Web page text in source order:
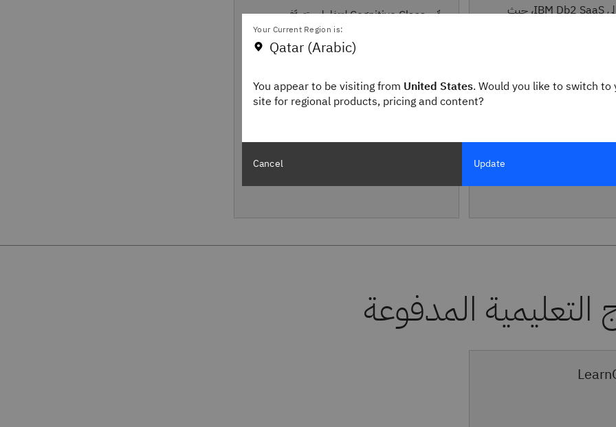
يمكنك الوصول إلى IBM Db2 SaaS، حيث
إدخال البيانات واختبار
جرِّب Cognitive Class لتتفاعل وتتعرَّف
على عروض قواعد البيانات العلائقية لدينا.
Your Current Region is:
Qatar (Arabic)
You appear to be visiting from United States. Would you like to switch to
site for regional products, pricing and content?
Cancel Update